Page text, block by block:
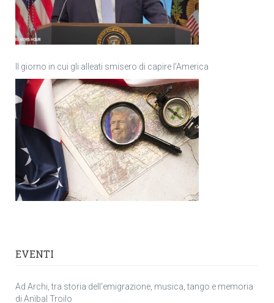
Il giorno in cui gli alleati smisero di capire l’America
EVENTI
Ad Archi, tra storia dell’emigrazione, musica, tango e memoria
di Anìbal Troilo